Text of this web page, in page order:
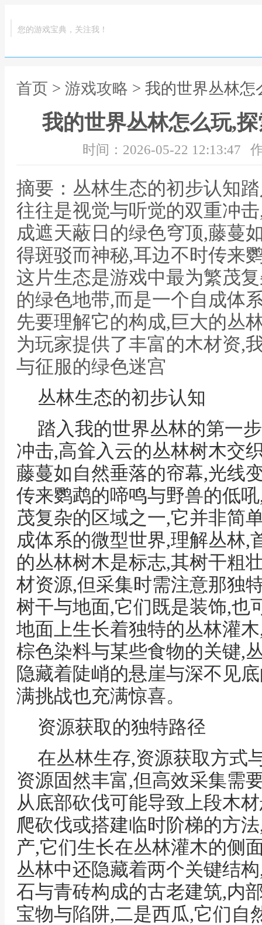
您的游戏宝典，关注我！
首页 > 游戏攻略 > 我的世界丛林
我的世界丛林怎么玩,
时间：2026-05-22 12:13:47
摘要：丛林生态的初步认知
往往是视觉与听觉的双重冲
成遮天蔽日的绿色穹顶,藤蔓
得斑驳而神秘,耳边不时传来
这片生态是游戏中最为繁茂
的绿色地带,而是一个自成体
先要理解它的构成,巨大的丛
为玩家提供了丰富的木材资,
与征服的绿色迷宫
丛林生态的初步认知
踏入我的世界丛林的第一
冲击,高耸入云的丛林树木交
藤蔓如自然垂落的帘幕,光线
传来鹦鹉的啼鸣与野兽的低
茂复杂的区域之一,它并非简
成体系的微型世界,理解丛林,
的丛林树木是标志,其树干粗
材资源,但采集时需注意那独
树干与地面,它们既是装饰,也
地面上生长着独特的丛林灌
棕色染料与某些食物的关键,
隐藏着陡峭的悬崖与深不见
满挑战也充满惊喜。
资源获取的独特路径
在丛林生存,资源获取方式
资源固然丰富,但高效采集需
从底部砍伐可能导致上段木
爬砍伐或搭建临时阶梯的方
产,它们生长在丛林灌木的侧
丛林中还隐藏着两个关键结
石与青砖构成的古老建筑,内
宝物与陷阱,二是西瓜,它们自